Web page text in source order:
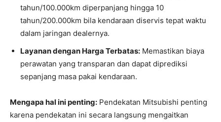
tahun/100.000km diperpanjang hingga 10
tahun/200.000km bila kendaraan diservis tepat waktu
dalam jaringan dealernya.
Layanan dengan Harga Terbatas: Memastikan biaya
perawatan yang transparan dan dapat diprediksi
sepanjang masa pakai kendaraan.
Mengapa hal ini penting: Pendekatan Mitsubishi penting
karena pendekatan ini secara langsung mengaitkan